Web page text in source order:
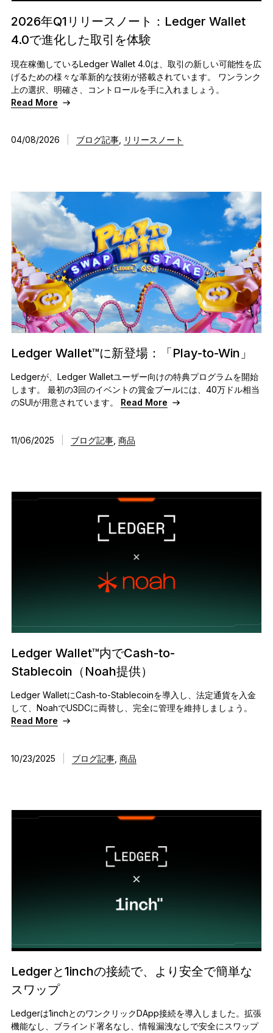
2026年Q1リリースノート：Ledger Wallet
4.0で進化した取引を体験
現在稼働しているLedger Wallet 4.0は、取引の新しい可能性を広
げるための様々な革新的な技術が搭載されています。 ワンランク
上の選択、明確さ、コントロールを手に入れましょう。
Read More
04/08/2026 ブログ記事, リリースノート
Ledger Wallet™に新登場：「Play-to-Win」
Ledgerが、Ledger Walletユーザー向けの特典プログラムを開始
します。 最初の3回のイベントの賞金プールには、40万ドル相当
のSUIが用意されています。 Read More
11/06/2025 ブログ記事, 商品
Ledger Wallet™内でCash-to-
Stablecoin（Noah提供）
Ledger WalletにCash-to-Stablecoinを導入し、法定通貨を入金
して、NoahでUSDCに両替し、完全に管理を維持しましょう。
Read More
10/23/2025 ブログ記事, 商品
Ledgerと1inchの接続で、より安全で簡単な
スワップ
Ledgerは1inchとのワンクリックDApp接続を導入しました。拡張
機能なし、ブラインド署名なし、情報漏洩なしで安全にスワップ